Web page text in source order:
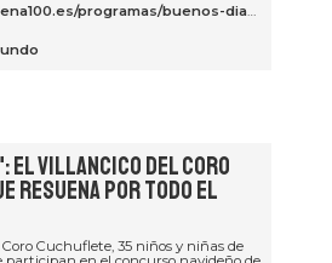
y-mar/villancicos/noticias/este-navidad-villancico-del-coro-cuchuflete-arnedo-20201215_1045554
el villancico del Coro
resuena por todo el
Cuchuflete, 35 niños y niñas de